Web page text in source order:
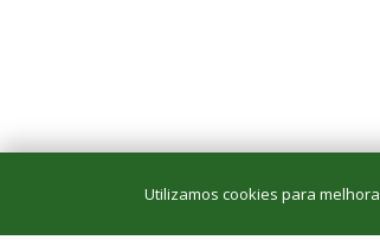
Utilizamos cookies para